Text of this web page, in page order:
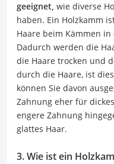
geeignet, wie diverse
haben. Ein Holzkamm
Haare beim Kämmen
Dadurch werden die
die Haare trocken und
durch die Haare, ist
können Sie davon
Zahnung eher für
engere Zahnung
glattes Haar.
3. Wie ist ein